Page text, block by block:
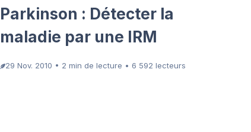
Parkinson : Détecter la
maladie par une IRM
29 Nov. 2010 • 2 min de lecture • 6 592 lecteurs